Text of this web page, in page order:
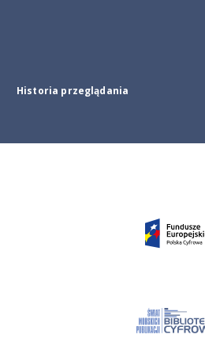
Historia przeglądania